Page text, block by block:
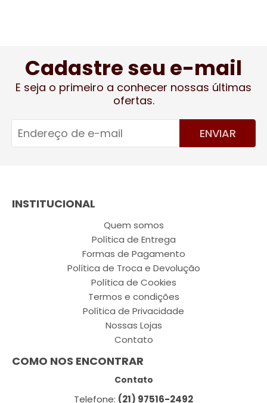
Cadastre seu e-mail
E seja o primeiro a conhecer nossas últimas
ofertas.
ENVIAR
INSTITUCIONAL
Quem somos
Política de Entrega
Formas de Pagamento
Política de Troca e Devolução
Política de Cookies
Termos e condições
Política de Privacidade
Nossas Lojas
Contato
COMO NOS ENCONTRAR
Contato
Telefone: (21) 97516-2492